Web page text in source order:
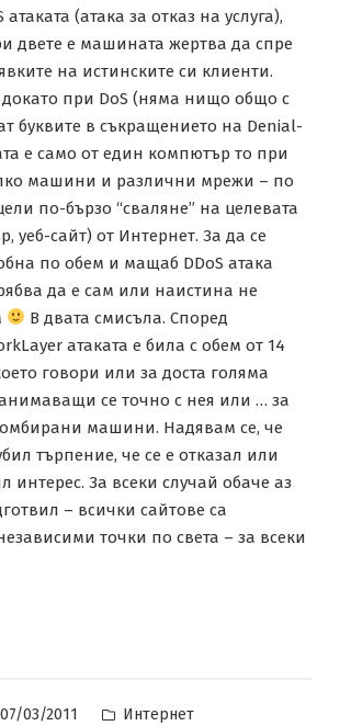
(атака за отказ на услуга),
двете е машината жертва да спре
на истинските си клиенти.
докато при DoS (няма нищо общо с
буквите в съкращението на Denial-
е само от един компютър то при
машини и различни мрежи – по
по-бързо “сваляне” на целевата
уеб-сайт) от Интернет. За да се
по обем и мащаб DDoS атака
да е сам или наистина не
В двата смисъла. Според
атаката е била с обем от 14
говори или за доста голяма
се точно с нея или … за
машини. Надявам се, че
търпение, че се е отказал или
интерес. За всеки случай обаче аз
– всички сайтове са
точки по света – за всеки
07/03/2011
Posted
Интернет